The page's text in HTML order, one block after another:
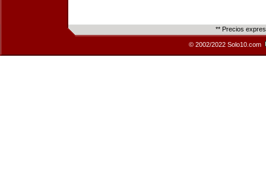
** Precios
© 2002/2022 Solo10.com